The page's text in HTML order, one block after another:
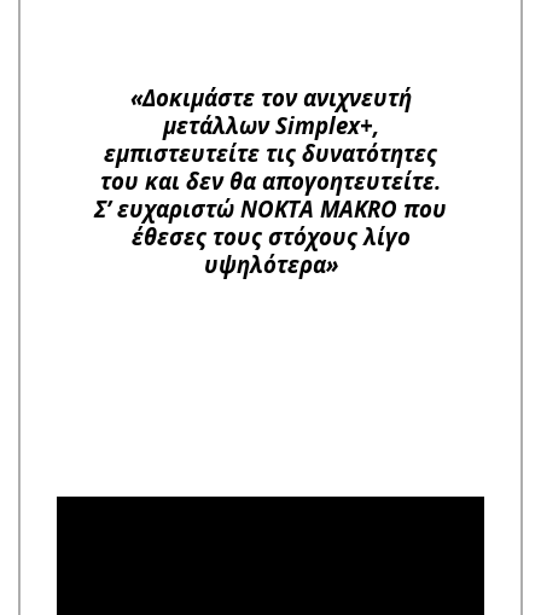
«Δοκιμάστε τον ανιχνευτή
μετάλλων Simplex+,
εμπιστευτείτε τις δυνατότητες
του και δεν θα απογοητευτείτε.
Σ’ ευχαριστώ NOKTA MAKRO που
έθεσες τους στόχους λίγο
υψηλότερα»